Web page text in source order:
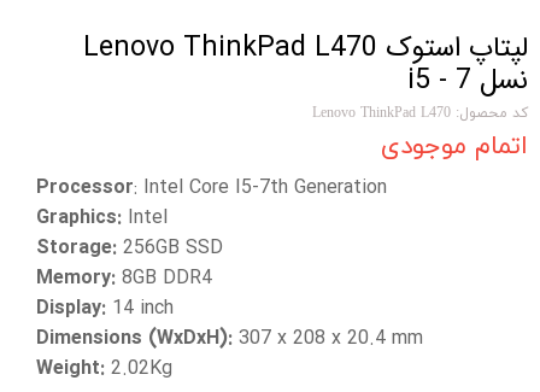
لپتاپ استوک Lenovo ThinkPad L470
نسل 7 - i5
کد محصول: Lenovo ThinkPad L470
اتمام موجودی
Processor: Intel Core I5-7th Generation
Graphics: Intel
Storage: 256GB SSD
Memory: 8GB DDR4
Display: 14 inch
Dimensions (WxDxH): 307 x 208 x 20.4 mm
Weight: 2.02Kg